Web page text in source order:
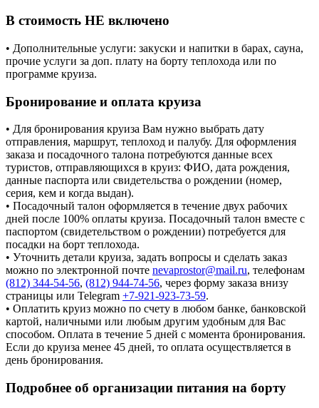
В стоимость НЕ включено
• Дополнительные услуги: закуски и напитки в барах, сауна,
прочие услуги за доп. плату на борту теплохода или по
программе круиза.
Бронирование и оплата круиза
• Для бронирования круиза Вам нужно выбрать дату
отправления, маршрут, теплоход и палубу. Для оформления
заказа и посадочного талона потребуются данные всех
туристов, отправляющихся в круиз: ФИО, дата рождения,
данные паспорта или свидетельства о рождении (номер,
серия, кем и когда выдан).
• Посадочный талон оформляется в течение двух рабочих
дней после 100% оплаты круиза. Посадочный талон вместе с
паспортом (свидетельством о рождении) потребуется для
посадки на борт теплохода.
• Уточнить детали круиза, задать вопросы и сделать заказ
можно по электронной почте nevaprostor@mail.ru, телефонам
(812) 344-54-56, (812) 944-74-56, через форму заказа внизу
страницы или Telegram +7-921-923-73-59.
• Оплатить круиз можно по счету в любом банке, банковской
картой, наличными или любым другим удобным для Вас
способом. Оплата в течение 5 дней с момента бронирования.
Если до круиза менее 45 дней, то оплата осуществляется в
день бронирования.
Подробнее об организации питания на борту